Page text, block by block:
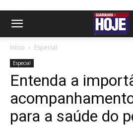
Início Especial
Especial
Entenda a
para a saúde do